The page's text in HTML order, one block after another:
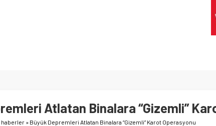
Atlatan Binalara “Gizemli”
haberler » Büyük Depremleri Atlatan Binalara “Gizemli” Karot Operasyonu